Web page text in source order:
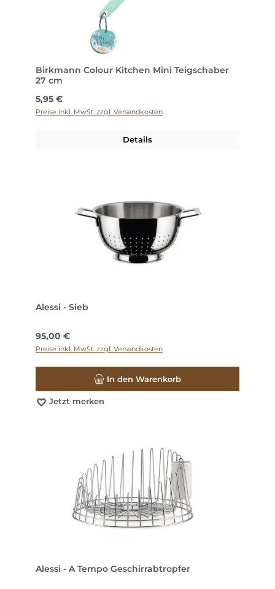
Birkmann Colour Kitchen Mini Teigschaber
27 cm
Regulärer Preis:
5,95 €
Preise inkl. MwSt. zzgl. Versandkosten
Details
Alessi - Sieb
Regulärer Preis:
95,00 €
Preise inkl. MwSt. zzgl. Versandkosten
In den Warenkorb
Jetzt merken
Alessi - A Tempo Geschirrabtropfer